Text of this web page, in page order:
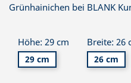
Grünhainichen bei BLANK
Höhe: 29 cm
29 cm
Breite: 26
26 cm